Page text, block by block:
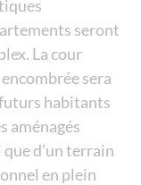
seront
La cour
sera
habitants
aménagés
d’un terrain
en plein